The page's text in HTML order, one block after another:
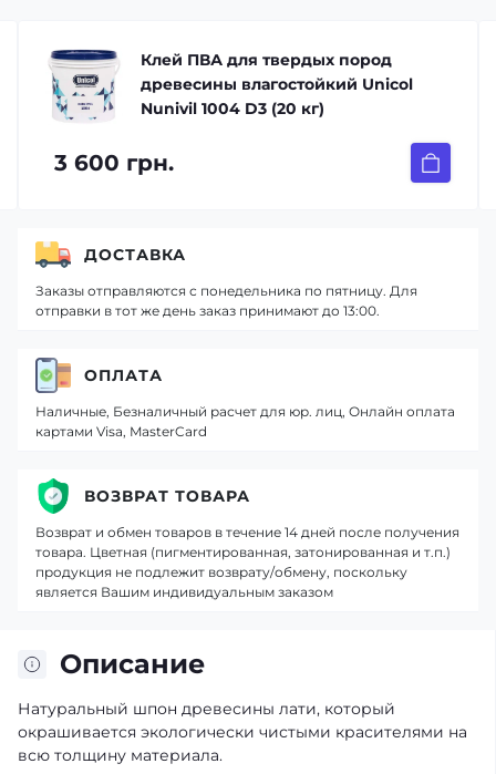
Клей ПВА для твердых пород
древесины влагостойкий Unicol
Nunivil 1004 D3 (20 кг)
3 600 грн.
Описание
Натуральный шпон древесины лати, который
окрашивается экологически чистыми красителями на
всю толщину материала.
ДОСТАВКА
Заказы отправляются с понедельника по пятницу. Для
отправки в тот же день заказ принимают до 13:00.
ОПЛАТА
Наличные, Безналичный расчет для юр. лиц, Онлайн оплата
картами Visa, MasterCard
ВОЗВРАТ ТОВАРА
Возврат и обмен товаров в течение 14 дней после получения
товара. Цветная (пигментированная, затонированная и т.п.)
продукция не подлежит возврату/обмену, поскольку
является Вашим индивидуальным заказом